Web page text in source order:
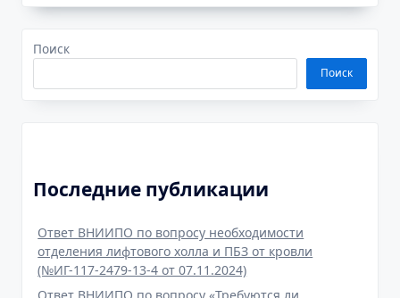
Поиск
Поиск
Последние публикации
Ответ ВНИИПО по вопросу необходимости
отделения лифтового холла и ПБЗ от кровли
(№ИГ-117-2479-13-4 от 07.11.2024)